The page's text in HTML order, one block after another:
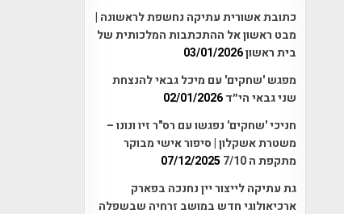
כתובת אשורית עתיקה נחשפת לראשונה |
מבט ראשון אל ההתכתבות המלכותית של
בית ראשון03/01/2026
מפגש 'שחקים' עם מיכל גבאי להנצחת
שני גבאי הי״ד02/01/2026
חניכי 'שחקים' נפגשו עם רס"ר זיו ונונו –
משטרת אשקלון | סיפור אישי מבוקר
מתקפת ה 7/10
07/12/2025
גת עתיקה לייצור יין נחנכה בפארק
ארכיאולוגי חדש במושב זרחיה שבשפלה